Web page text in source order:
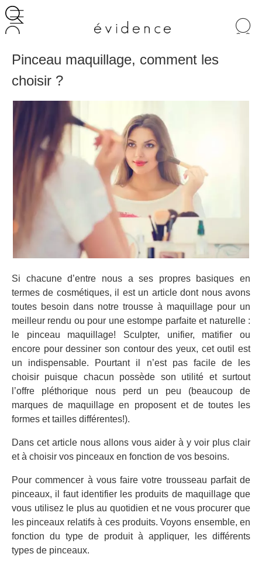
Pinceau maquillage, comment les
choisir ?
Si chacune d’entre nous a ses propres basiques en
termes de cosmétiques, il est un article dont nous avons
toutes besoin dans notre trousse à maquillage pour un
meilleur rendu ou pour une estompe parfaite et naturelle :
le pinceau maquillage! Sculpter, unifier, matifier ou
encore pour dessiner son contour des yeux, cet outil est
un indispensable. Pourtant il n’est pas facile de les
choisir puisque chacun possède son utilité et surtout
l’offre pléthorique nous perd un peu (beaucoup de
marques de maquillage en proposent et de toutes les
formes et tailles différentes!).
Dans cet article nous allons vous aider à y voir plus clair
et à choisir vos pinceaux en fonction de vos besoins.
Pour commencer à vous faire votre trousseau parfait de
pinceaux, il faut identifier les produits de maquillage que
vous utilisez le plus au quotidien et ne vous procurer que
les pinceaux relatifs à ces produits. Voyons ensemble, en
fonction du type de produit à appliquer, les différents
types de pinceaux.